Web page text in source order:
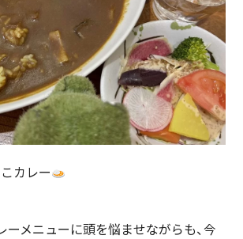
カレー
ーメニューに頭を悩ませながらも、今